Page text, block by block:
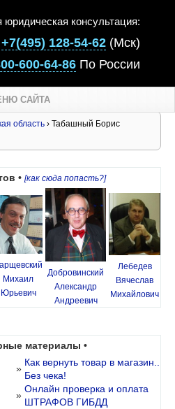
юридическая консультация:
+7(495) 128-54-62 (Мск)
600-64-86 По России
САЙТА
область › Табашный Борис
• [как сюда попасть?]
Михаил
Юрьевич
Добровинский
Александр
Андреевич
Лебедев
Вячеслав
Михайлович
материалы •
»
Как вернуть товар в магазин..
Без чека!
»
Онлайн проверка и оплата
ШТРАФОВ ГИБДД